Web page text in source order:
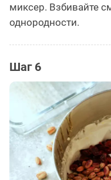
миксер. Взбивайте
однородности.
Шаг 6